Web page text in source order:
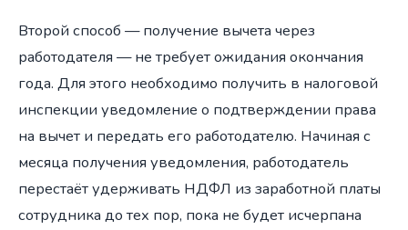
Второй способ — получение вычета через
работодателя — не требует ожидания окончания
года. Для этого необходимо получить в налоговой
инспекции уведомление о подтверждении права
на вычет и передать его работодателю. Начиная с
месяца получения уведомления, работодатель
перестаёт удерживать НДФЛ из заработной платы
сотрудника до тех пор, пока не будет исчерпана